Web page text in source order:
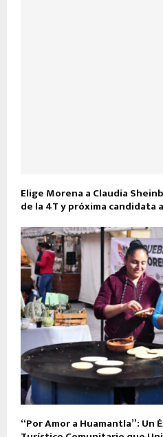
Elige Morena a Claudia
de la 4T y próxima candidata
“Por Amor a Huamantla”: Un